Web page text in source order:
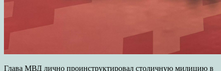
Глава МВД лично проинструктировал столичную милицию в